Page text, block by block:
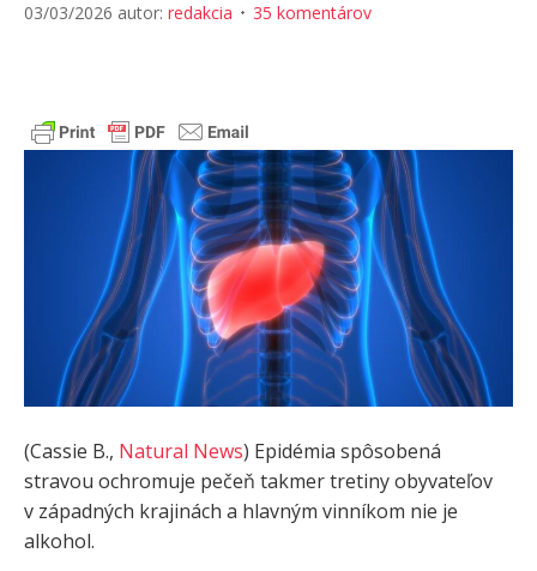
03/03/2026 autor: redakcia 35 komentárov
(Cassie B., Natural News) Epidémia spôsobená
stravou ochromuje pečeň takmer tretiny obyvateľov
v západných krajinách a hlavným vinníkom nie je
alkohol.